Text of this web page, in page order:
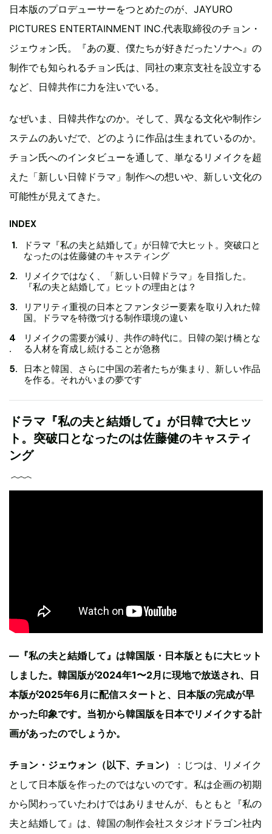
日本版のプロデューサーをつとめたのが、JAYURO
PICTURES ENTERTAINMENT INC.代表取締役のチョン・
ジェウォン氏。『あの夏、僕たちが好きだったソナへ』の
制作でも知られるチョン氏は、同社の東京支社を設立する
など、日韓共作に力を注いでいる。
なぜいま、日韓共作なのか。そして、異なる文化や制作シ
ステムのあいだで、どのように作品は生まれているのか。
チョン氏へのインタビューを通して、単なるリメイクを超
えた「新しい日韓ドラマ」制作への想いや、新しい文化の
可能性が見えてきた。
INDEX
ドラマ『私の夫と結婚して』が日韓で大ヒット。突破口と
なったのは佐藤健のキャスティング
リメイクではなく、「新しい日韓ドラマ」を目指した。
『私の夫と結婚して』ヒットの理由とは？
リアリティ重視の日本とファンタジー要素を取り入れた韓
国。ドラマを特徴づける制作環境の違い
リメイクの需要が減り、共作の時代に。日韓の架け橋とな
る人材を育成し続けることが急務
日本と韓国、さらに中国の若者たちが集まり、新しい作品
を作る。それがいまの夢です
ドラマ『私の夫と結婚して』が日韓で大ヒッ
ト。突破口となったのは佐藤健のキャスティ
ング
—『私の夫と結婚して』は韓国版・日本版ともに大ヒット
しました。韓国版が2024年1〜2月に現地で放送され、日
本版が2025年6月に配信スタートと、日本版の完成が早
かった印象です。当初から韓国版を日本でリメイクする計
画があったのでしょうか。
チョン・ジェウォン（以下、チョン）
：じつは、リメイク
として日本版を作ったのではないのです。私は企画の初期
から関わっていたわけではありませんが、もともと『私の
夫と結婚して』は、韓国の制作会社スタジオドラゴン社内